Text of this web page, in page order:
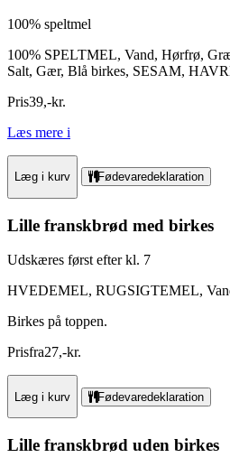
100% speltmel
100% SPELTMEL, Vand, Hørfrø,
Salt, Gær, Blå birkes, SESAM,
Pris39,-kr.
Læs mere i
Læg i kurv Fødevaredeklaration
Lille franskbrød med birkes
Udskæres først efter kl. 7
HVEDEMEL, RUGSIGTEMEL,
Birkes på toppen.
Prisfra27,-kr.
Læg i kurv Fødevaredeklaration
Lille franskbrød uden birkes